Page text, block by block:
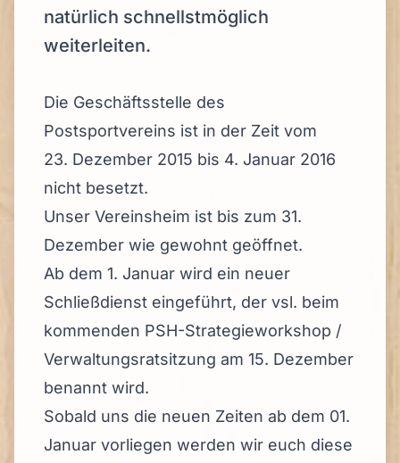
natürlich schnellstmöglich
weiterleiten.
Die Geschäftsstelle des
Postsportvereins ist in der Zeit vom
23. Dezember 2015 bis 4. Januar 2016
nicht besetzt.
Unser Vereinsheim ist bis zum 31.
Dezember wie gewohnt geöffnet.
Ab dem 1. Januar wird ein neuer
Schließdienst eingeführt, der vsl. beim
kommenden PSH-Strategieworkshop /
Verwaltungsratsitzung am 15. Dezember
benannt wird.
Sobald uns die neuen Zeiten ab dem 01.
Januar vorliegen werden wir euch diese